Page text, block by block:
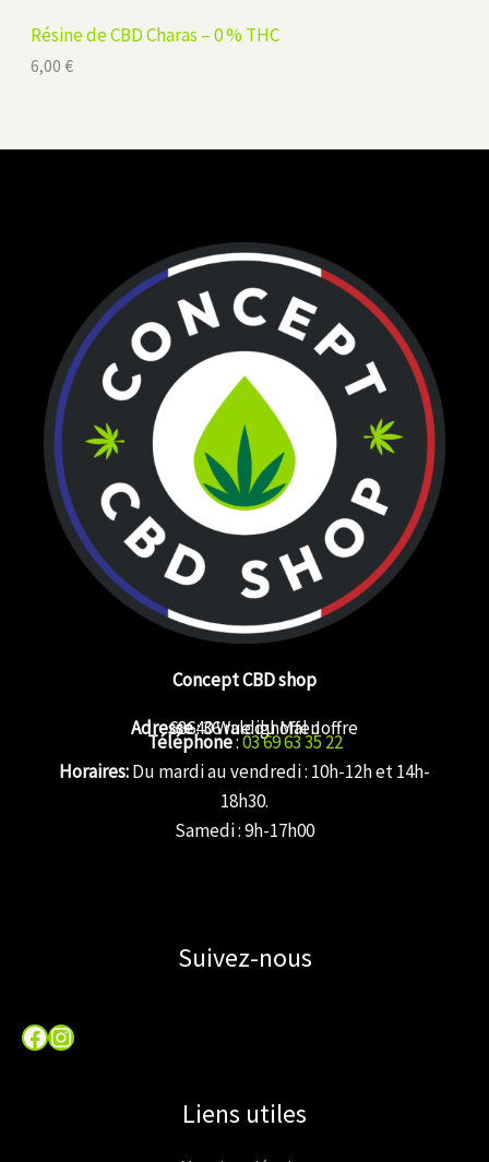
Résine de CBD Charas – 0 % THC
6,00 €
Concept CBD shop
Adresse: 36 rue du Mal Joffre
68640 Waldighoffen
Téléphone:03 69 63 35 22
Horaires:Du mardi au vendredi : 10h-12h et 14h-
18h30.
Samedi : 9h-17h00
Suivez-nous
Facebook
Instagram
Liens utiles